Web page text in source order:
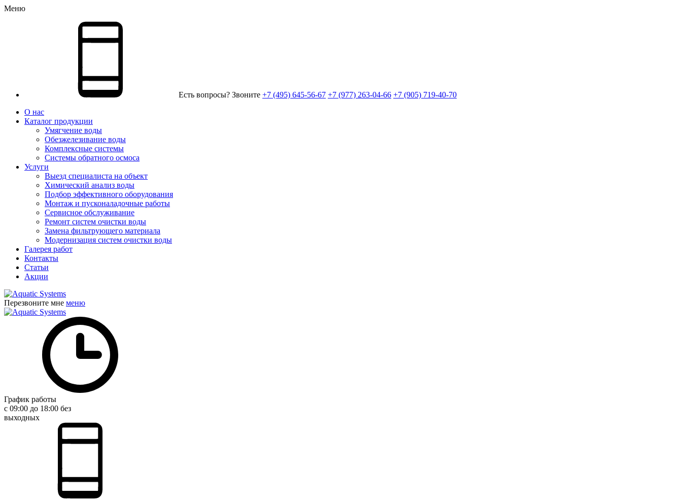
Меню
Есть вопросы? Звоните +7 (495) 645-56-67 +7 (977) 263-04-66 +7 (905) 719-40-70
О нас
Каталог продукции
Умягчение воды
Обезжелезивание воды
Комплексные системы
Системы обратного осмоса
Услуги
Выезд специалиста на объект
Химический анализ воды
Подбор эффективного оборудования
Монтаж и пусконаладочные работы
Сервисное обслуживание
Ремонт систем очистки воды
Замена фильтрующего материала
Модернизация систем очистки воды
Галерея работ
Контакты
Статьи
Акции
Перезвоните мне меню
График работы
с 09:00 до 18:00 без
выходных